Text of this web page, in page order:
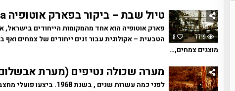
8 7719
טיול שבת – ביקור בפארק אוטופיה utopia קיבוץ בחן
פארק אוטופיה הוא אחד מהמקומות הייחודים
הטבעית – אקולוגית עבור זנים ייחודים של צמחים
מוצגים צמחים,…
מערה שכולה נטיפים (מערת
לפני כמה עשרות שנים ,